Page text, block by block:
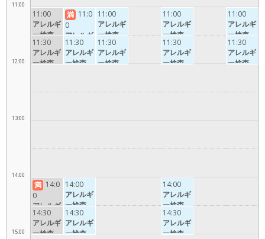
11:00
12:00
13:00
14:00
15:00
11:00
アレルギ
ー検査
11:30
アレルギ
ー検査
満 14:0
0
アレルギ
ー検査
14:30
アレルギ
ー検査
満 11:0
0
アレルギ
ー検査
11:30
アレルギ
ー検査
14:00
アレルギ
ー検査
14:30
アレルギ
ー検査
11:00
アレルギ
ー検査
11:30
アレルギ
ー検査
11:00
アレルギ
ー検査
11:30
アレルギ
ー検査
14:00
アレルギ
ー検査
14:30
アレルギ
ー検査
11:00
アレルギ
ー検査
11:30
アレルギ
ー検査